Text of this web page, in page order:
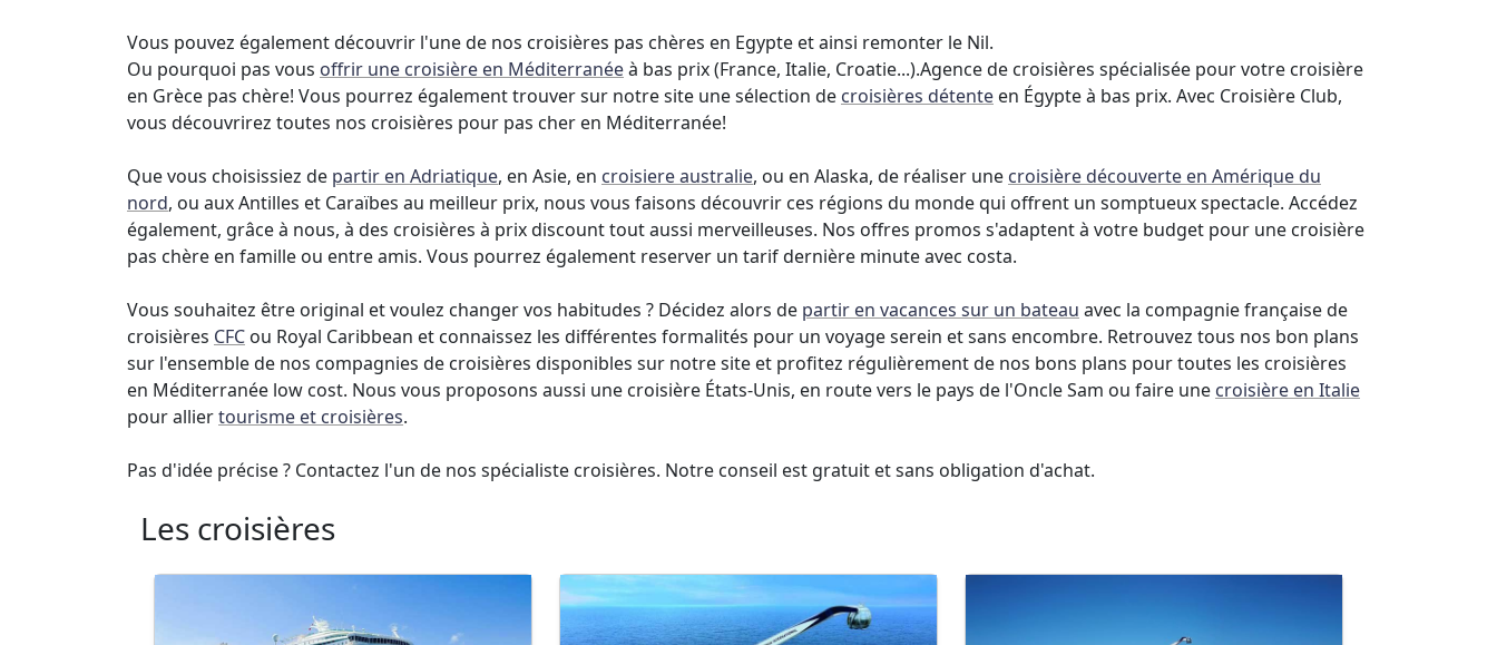
Vous pouvez également découvrir l'une de nos croisières pas chères en Egypte et ainsi remonter le Nil.
Ou pourquoi pas vous offrir une croisière en Méditerranéeà bas prix (France, Italie, Croatie...).Agence de croisières spécialisée pour votre croisière
en Grèce pas chère! Vous pourrez également trouver sur notre site une sélection de croisières détente en Égypte à bas prix. Avec Croisière Club,
vous découvrirez toutes nos croisières pour pas cher en Méditerranée!
Que vous choisissiez de partir en Adriatique, en Asie, en croisiere australie, ou en Alaska, de réaliser une croisière découverte en Amérique du
nord, ou aux Antilles et Caraïbes au meilleur prix, nous vous faisons découvrir ces régions du monde qui offrent un somptueux spectacle. Accédez
également, grâce à nous, à des croisières à prix discount tout aussi merveilleuses. Nos offres promos s'adaptent à votre budget pour une croisière
pas chère en famille ou entre amis. Vous pourrez également reserver un tarif dernière minute avec costa.
Vous souhaitez être original et voulez changer vos habitudes ? Décidez alors de partir en vacances sur un bateau avec la compagnie française de
croisières CFC ou Royal Caribbean et connaissez les différentes formalités pour un voyage serein et sans encombre. Retrouvez tous nos bon plans
sur l'ensemble de nos compagnies de croisières disponibles sur notre site et profitez régulièrement de nos bons plans pour toutes les croisières
en Méditerranée low cost. Nous vous proposons aussi une croisière États-Unis, en route vers le pays de l'Oncle Sam ou faire une croisière en Italie
pour alliertourisme et croisières.
Pas d'idée précise ? Contactez l'un de nos spécialiste croisières. Notre conseil est gratuit et sans obligation d'achat.
Les croisières